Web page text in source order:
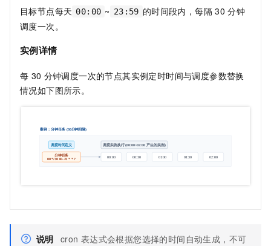
目标节点每天 00:00 ~ 23:59 的时间段内，每隔 30 分钟
调度一次。
实例详情
每 30 分钟调度一次的节点其实例定时时间与调度参数替换
情况如下图所示。
说明 cron 表达式会根据您选择的时间自动生成，不可